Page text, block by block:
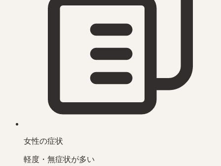
女性の症状
軽度・無症状が多い